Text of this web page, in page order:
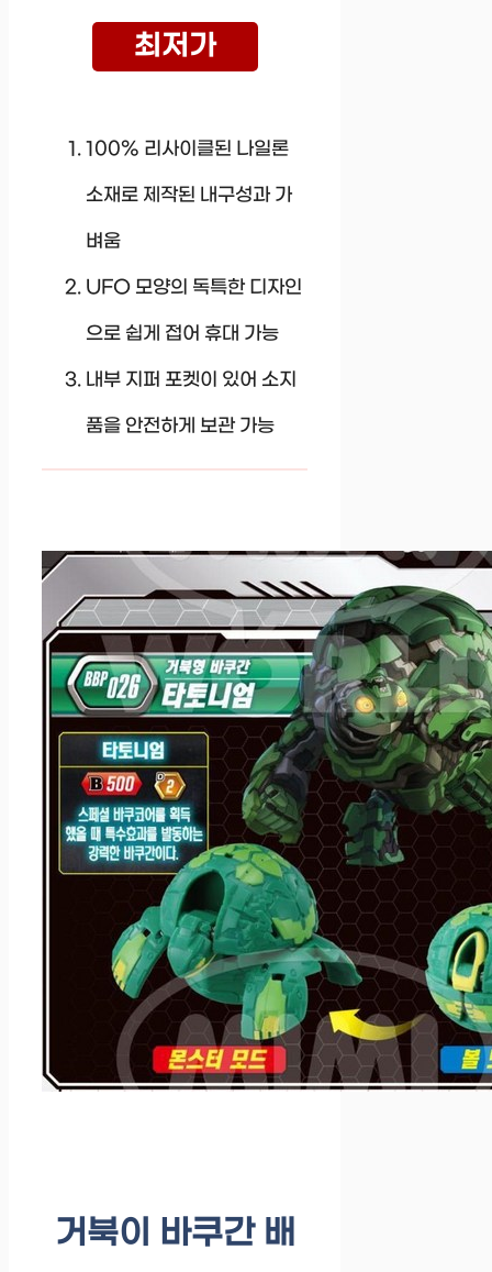
최저가
100% 리사이클된 나일론
소재로 제작된 내구성과 가
벼움
UFO 모양의 독특한 디자인
으로 쉽게 접어 휴대 가능
내부 지퍼 포켓이 있어 소지
품을 안전하게 보관 가능
거북이 바쿠간 배